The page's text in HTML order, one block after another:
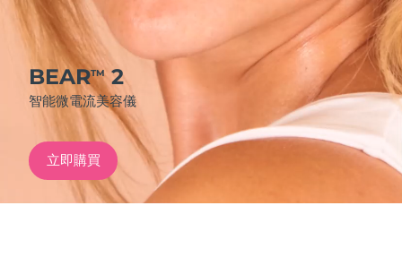
BEARTM2
智能微電流美容儀
立即購買
特別優惠 暢銷產品
紅光療法
澳洲 預計送達日期 8/12/26
法國 預計送達日期 8/9/26
德國 預計送達日期8/9/26
加拿大 預計送達日期8/13/26